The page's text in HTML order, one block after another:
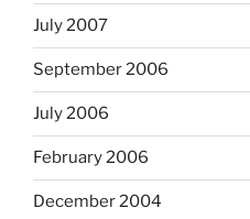
July 2007
September 2006
July 2006
February 2006
December 2004